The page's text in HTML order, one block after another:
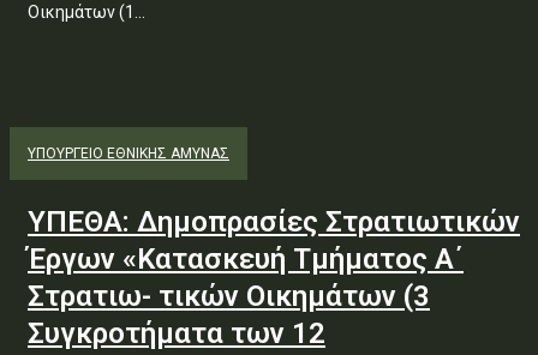
Οικημάτων (1...
ΥΠΟΥΡΓΕΊΟ ΕΘΝΙΚΉΣ ΆΜΥΝΑΣ
ΥΠΕΘΑ: Δημοπρασίες Στρατιωτικών
Έργων «Κατασκευή Τμήματος Α΄
Στρατιω- τικών Οικημάτων (3
Συγκροτήματα των 12